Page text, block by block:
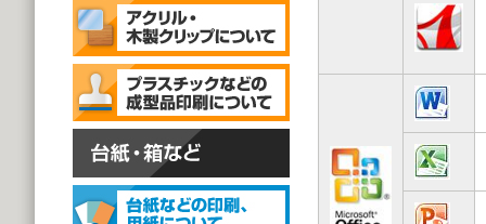
スタンドクリップ
@111.20～
(1,000個 1個あたり)